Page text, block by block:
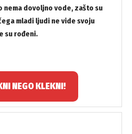
nema dovoljno vode, zašto su
mladi ljudi ne vide svoju
su rođeni.
NEGO KLEKNI!